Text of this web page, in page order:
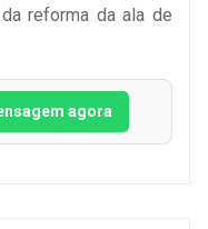
reforma da ala de
agora